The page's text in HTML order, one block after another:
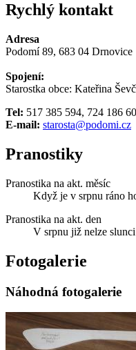
Rychlý kontakt
Adresa
Podomí 89, 683 04 Drnovice
Spojení:
Starostka obce: Kateřina
Tel: 517 385 594, 724 186
E-mail: starosta@podomi.cz
Pranostiky
Pranostika na akt. měsíc
Když je v srpnu ráno
Pranostika na akt. den
V srpnu již nelze
Fotogalerie
Náhodná fotogalerie